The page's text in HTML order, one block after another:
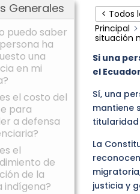
Generales
puedo saber
ha
una
en mi
el costo del
para
a defensa
el
de
de la
indígena?
< Todos
Principal
situación
Si una
el
Sí, una
mantiene
titularidad
La
justicia y